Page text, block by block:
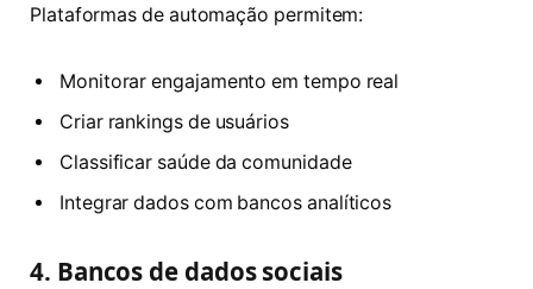
Plataformas de automação permitem:
Monitorar engajamento em tempo real
Criar rankings de usuários
Classificar saúde da comunidade
Integrar dados com bancos analíticos
4. Bancos de dados sociais